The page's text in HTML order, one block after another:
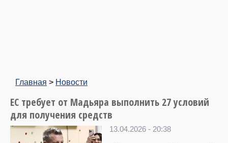
Главная > Новости
ЕС требует от Мадьяра выполнить 27 условий
для получения средств
13.04.2026 - 20:38